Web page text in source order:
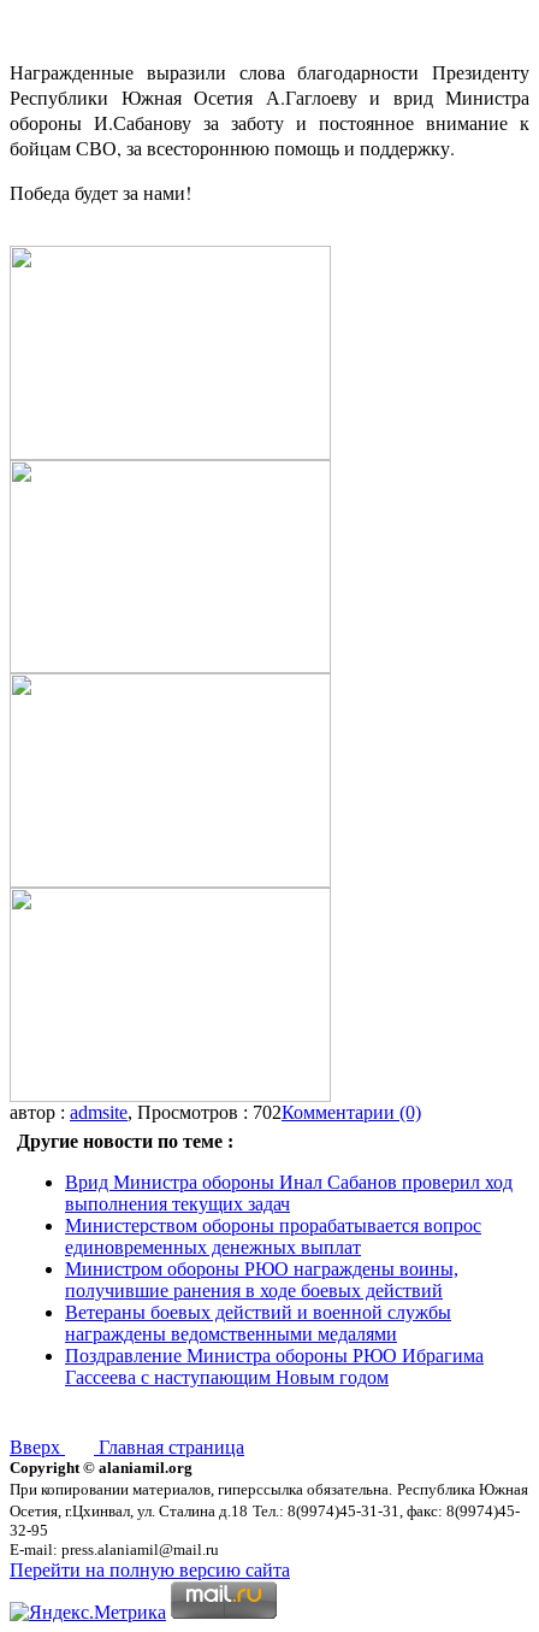
Награжденные выразили слова благодарности Президенту
Республики Южная Осетия А.Гаглоеву и врид Министра
обороны И.Сабанову за заботу и постоянное внимание к
бойцам СВО, за всестороннюю помощь и поддержку.
Победа будет за нами!
автор : admsite, Просмотров : 702Комментарии (0)
Другие новости по теме :
Врид Министра обороны Инал Сабанов проверил ход
выполнения текущих задач
Министерством обороны прорабатывается вопрос
единовременных денежных выплат
Министром обороны РЮО награждены воины,
получившие ранения в ходе боевых действий
Ветераны боевых действий и военной службы
награждены ведомственными медалями
Поздравление Министра обороны РЮО Ибрагима
Гассеева с наступающим Новым годом
Вверх Главная страница
Copyright © alaniamil.org
При копировании материалов, гиперссылка обязательна. Республика Южная
Осетия, г.Цхинвал, ул. Сталина д.18 Тел.: 8(9974)45-31-31, факс: 8(9974)45-
32-95
E-mail: press.alaniamil@mail.ru
Перейти на полную версию сайта